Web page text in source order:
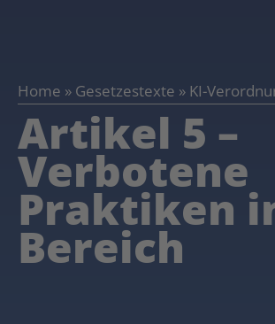
Home » Gesetzestexte » KI-
Artikel 5 –
Verbotene
Praktiken
Bereich